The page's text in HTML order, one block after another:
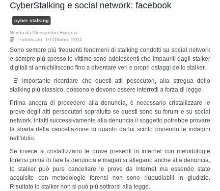
Risk Management
Incident Handling & Response
Log Management & SIEM
Vulnerability Assesment & Pen Test
BC & DR
A & C
CyberStalking e social network: facebook
cyber stalking
Scritto daAlessandro Fiorenzi
Pubblicato: 19 Ottobre 2011
Sono sempre più frequenti fenomeni di stalking condotti su social network
e sempre più spesso le vittime sono adolescenti che impauriti dagli stalker
digitali si annichiliscono fino a diventare veri e propri ostaggi dello stalker.
E' importante ricordare che questi atti pesecutori, alla stregua dello
stalking più classico, possono e devono essere interrotti a forza di legge.
Prima ancora di procedere alla denuncia, è necessario cristallizzare le
prove degli atti persecutori sopratutto se questi sono su forum e su social
network. infatti successivamente alla denuncia il soggetto potrebbe provare
la strada della cancellazione di quanto da lui scirtto ponendo le indagini
nell'oblio.
Se invece si cristallizzano le prove presenti in Internet con metodologie
forensi prima di fare la denuncia e magari si allegano anche alla denuncia,
lo stalker può pure cancellare le prove da Internet ma essendo state
acquisite con metodologie forensi non sono riupudiabili in giudizio.
Risultato lo stalker non si può più sottrarsi alla legge.